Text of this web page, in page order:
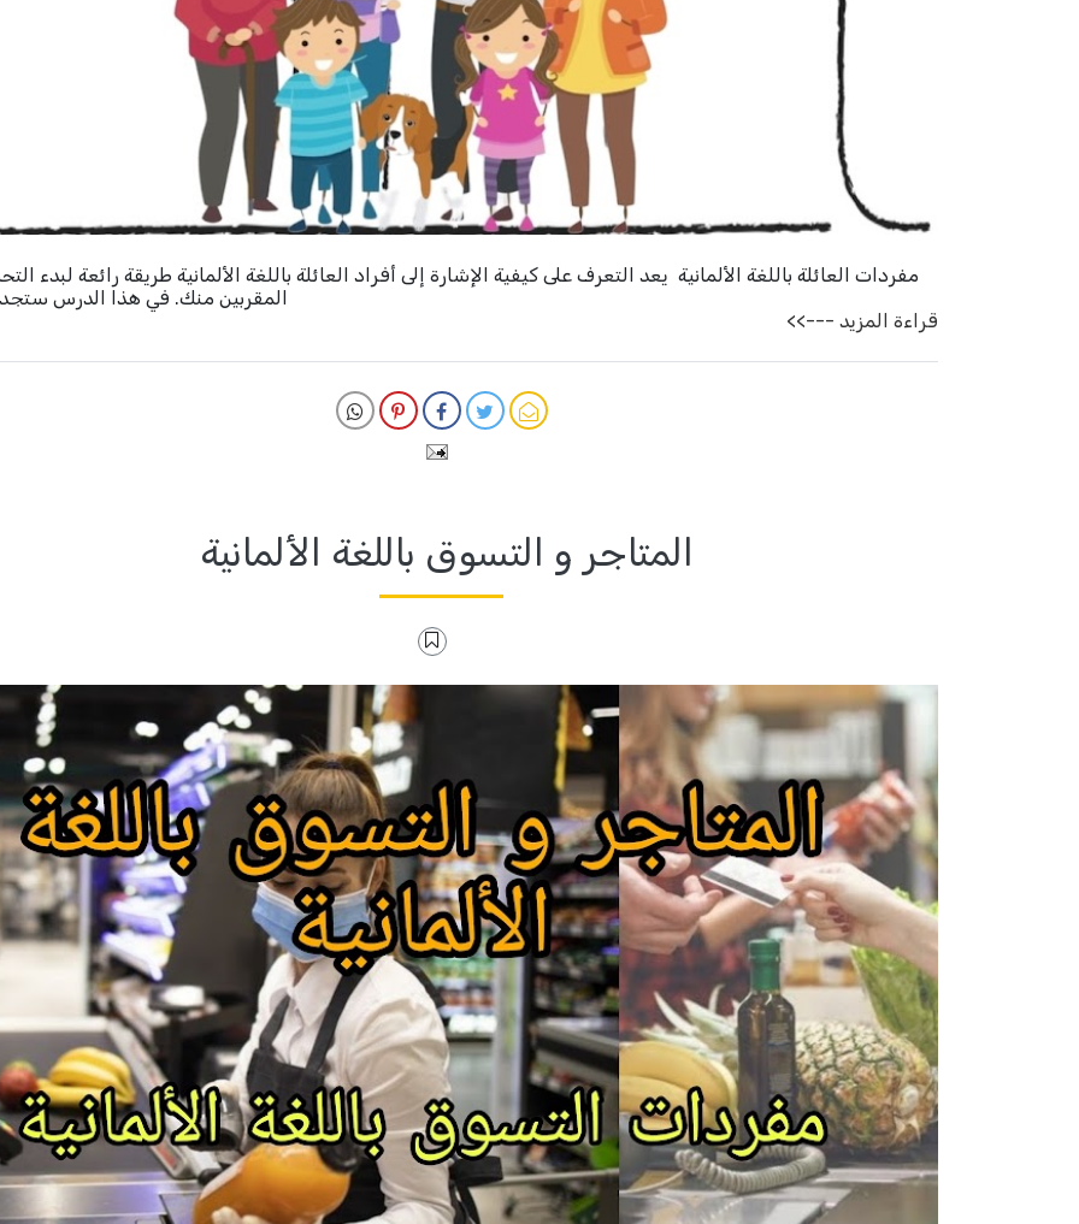
مفردات العائلة باللغة الألمانية يعد التعرف على كيفية الإشارة إلى أفراد العائلة باللغة الألمانية طريقة رائعة لبدء
المقربين منك. في هذا الدرس
قراءة المزيد --->>
المتاجر و التسوق باللغة الألمانية